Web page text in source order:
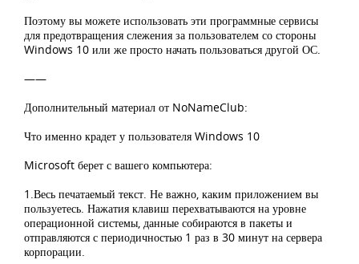
Поэтому вы можете использовать эти программные сервисы
для предотвращения слежения за пользователем со стороны
Windows 10 или же просто начать пользоваться другой ОС.
——
Дополнительный материал от NoNameClub:
Что именно крадет у пользователя Windows 10
Microsoft берет с вашего компьютера:
1.Весь печатаемый текст. Не важно, каким приложением вы
пользуетесь. Нажатия клавиш перехватываются на уровне
операционной системы, данные собираются в пакеты и
отправляются с периодичностью 1 раз в 30 минут на сервера
корпорации.